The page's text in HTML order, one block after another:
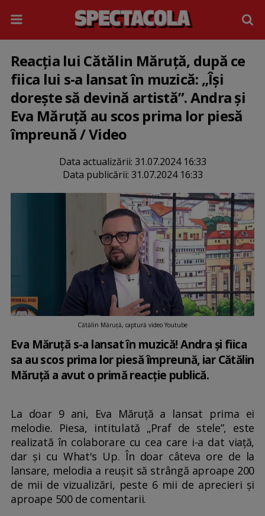
Reacția lui Cătălin Măruță, după ce
fiica lui s-a lansat în muzică: „Își
dorește să devină artistă”. Andra și
Eva Măruță au scos prima lor piesă
împreună / Video
Data actualizării: 31.07.2024 16:33
Data publicării: 31.07.2024 16:33
Cătălin Măruță, captură video Youtube
Eva Măruță s-a lansat în muzică! Andra și fiica
sa au scos prima lor piesă împreună, iar Cătălin
Măruță a avut o primă reacție publică.
La doar 9 ani, Eva Măruță a lansat prima ei
melodie. Piesa, intitulată „Praf de stele”, este
realizată în colaborare cu cea care i-a dat viață,
dar și cu What's Up. În doar câteva ore de la
lansare, melodia a reușit să strângă aproape 200
de mii de vizualizări, peste 6 mii de aprecieri și
aproape 500 de comentarii.